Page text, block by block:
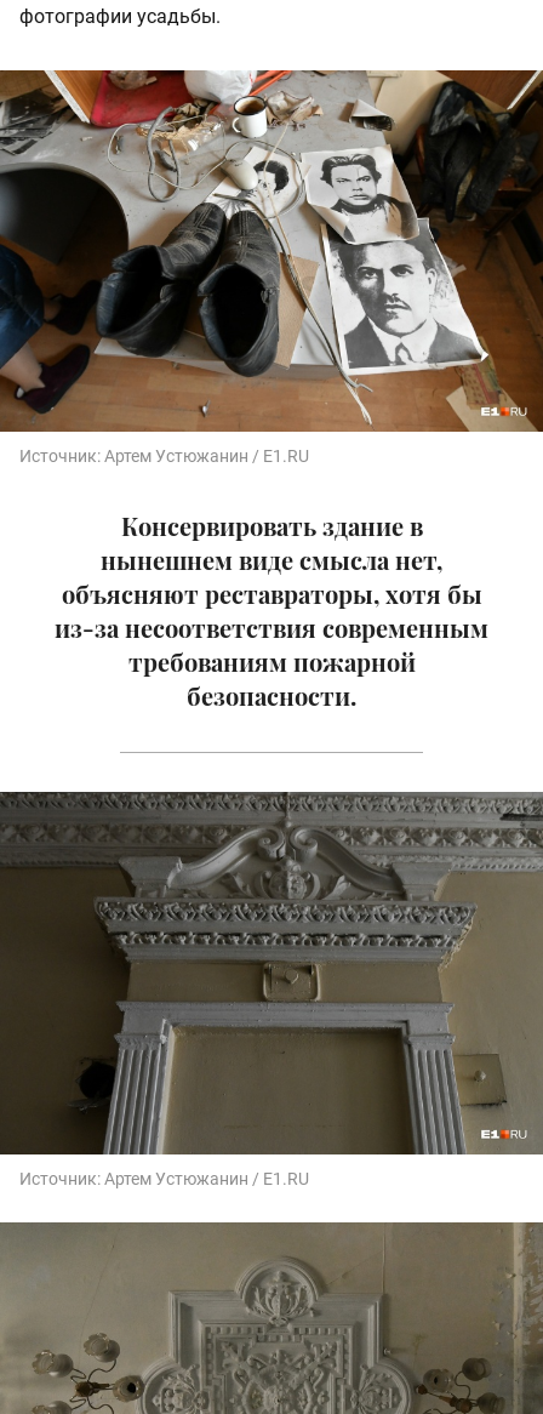
фотографии усадьбы.
Источник:Артем Устюжанин / E1.RU
Консервировать здание в
нынешнем виде смысла нет,
объясняют реставраторы, хотя бы
из-за несоответствия современным
требованиям пожарной
безопасности.
Источник:Артем Устюжанин / E1.RU